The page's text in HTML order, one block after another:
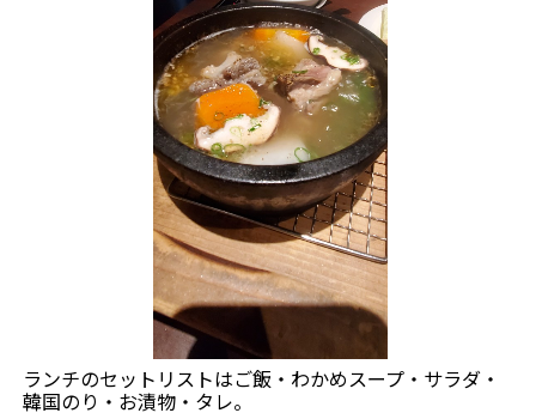
ランチのセットリストはご飯・わかめスープ・サラダ・
韓国のり・お漬物・タレ。